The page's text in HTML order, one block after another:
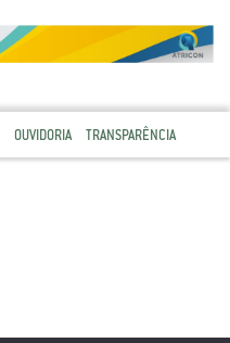
OUVIDORIA TRANSPARÊNCIA